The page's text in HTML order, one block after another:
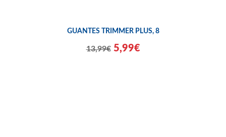
GUANTES TRIMMER PLUS, 8
13,99€ 5,99€